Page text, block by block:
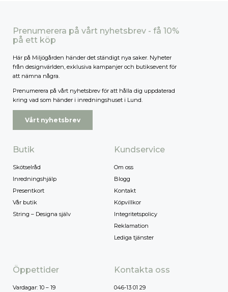
Prenumerera på vårt nyhetsbrev - få 10%
på ett köp
Här på Miljögården händer det ständigt nya saker. Nyheter
från designvärlden, exklusiva kampanjer och butiksevent för
att nämna några.
Prenumerera på vårt nyhetsbrev för att hålla dig uppdaterad
kring vad som händer i inredningshuset i Lund.
Vårt nyhetsbrev
Butik
Skötselråd
Inredningshjälp
Presentkort
Vår butik
String – Designa själv
Kundservice
Om oss
Blogg
Kontakt
Köpvillkor
Integritetspolicy
Reklamation
Lediga tjänster
Öppettider
Vardagar: 10 – 19
Kontakta oss
046-13 01 29